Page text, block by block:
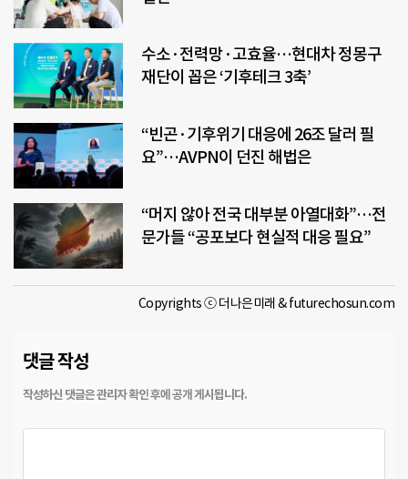
수소·전력망·고효율…현대차 정몽구
재단이 꼽은 ‘기후테크 3축’
“빈곤·기후위기 대응에 26조 달러 필
요”…AVPN이 던진 해법은
“머지 않아 전국 대부분 아열대화”…전
문가들 “공포보다 현실적 대응 필요”
Copyrights ⓒ 더나은미래 & futurechosun.com
댓글 작성